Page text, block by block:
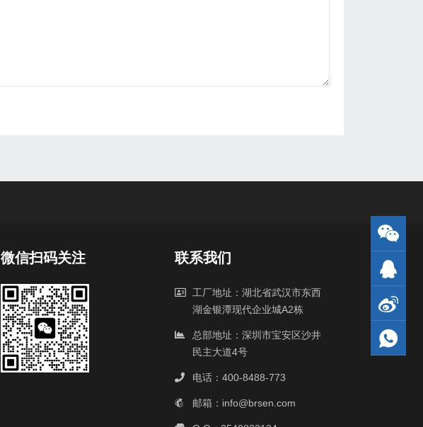
微信扫码关注 联系我们
工厂地址：湖北省武汉市东西
湖金银潭现代企业城A2栋
总部地址：深圳市宝安区沙井
民主大道4号
电话：400-8488-773
邮箱：info@brsen.com